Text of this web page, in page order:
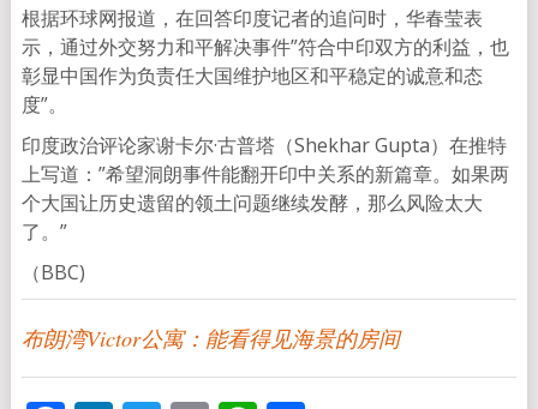
根据环球网报道，在回答印度记者的追问时，华春莹表
示，通过外交努力和平解决事件”符合中印双方的利益，也
彰显中国作为负责任大国维护地区和平稳定的诚意和态
度”。
印度政治评论家谢卡尔·古普塔（Shekhar Gupta）在推特
上写道：”希望洞朗事件能翻开印中关系的新篇章。如果两
个大国让历史遗留的领土问题继续发酵，那么风险太大
了。”
（BBC)
布朗湾Victor公寓：能看得见海景的房间